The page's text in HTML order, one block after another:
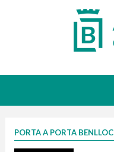
PORTA A PORTA BENLLOC